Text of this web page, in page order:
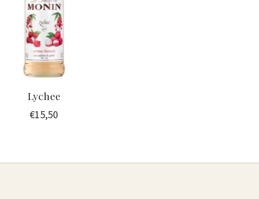
Lychee
€15,50